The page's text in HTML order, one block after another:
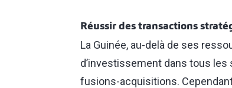
Réussir des transactions
La Guinée, au-delà de ses
d’investissement dans tous
fusions-acquisitions.